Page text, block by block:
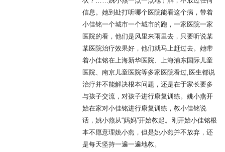
信息。她到处打听哪个医院能看这个病，带着
小佳铭一个城市一个城市的跑，一家医院一家
医院的看，他们是风里来雨里去，只要听说某
某医院治疗效果好，他们就马上赶过去。她带
着小佳铭在上海新华医院、上海浦东国际儿童
医院、南京儿童医院等多家医院看过,医生都说
治疗并不能解决根本问题，还是在于家长要多
与孩子交流，对孩子进行康复训练。姚小燕开
始在家对小佳铭进行康复训练，教小佳铭说
话，姚小燕从“妈妈”开始教起。刚开始小佳铭根
本不愿意理姚小燕，但是姚小燕并不放弃，还
是每天坚持一遍一遍地教。